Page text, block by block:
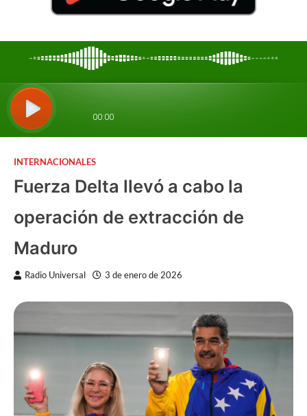
INTERNACIONALES
Fuerza Delta llevó a cabo la
operación de extracción de
Maduro
Radio Universal 3 de enero de 2026